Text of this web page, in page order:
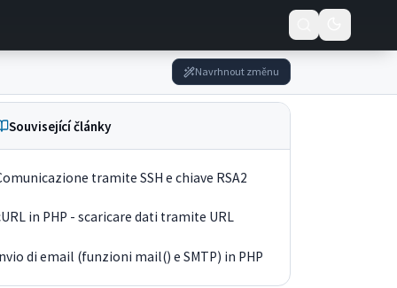
Navrhnout změnu
Související články
tramite SSH e chiave RSA2
in PHP - scaricare dati tramite URL
di email (funzioni mail() e SMTP) in PHP